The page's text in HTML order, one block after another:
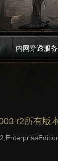
内网穿透服务
r2所有版